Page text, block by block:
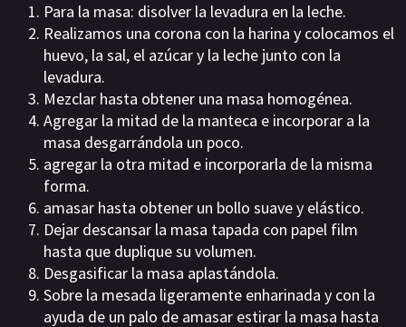
Para la masa: disolver la levadura en la leche.
Realizamos una corona con la harina y colocamos el
huevo, la sal, el azúcar y la leche junto con la
levadura.
Mezclar hasta obtener una masa homogénea.
Agregar la mitad de la manteca e incorporar a la
masa desgarrándola un poco.
agregar la otra mitad e incorporarla de la misma
forma.
amasar hasta obtener un bollo suave y elástico.
Dejar descansar la masa tapada con papel film
hasta que duplique su volumen.
Desgasificar la masa aplastándola.
Sobre la mesada ligeramente enharinada y con la
ayuda de un palo de amasar estirar la masa hasta